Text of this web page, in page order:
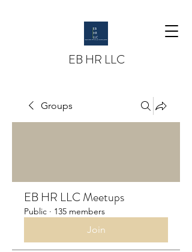
EB HR LLC
Groups
EB HR LLC Meetups
Public · 135 members
Join